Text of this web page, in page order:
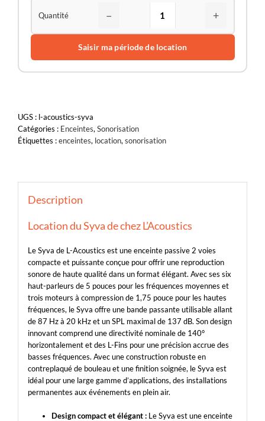
− +
Saisir ma période de location
UGS : l-acoustics-syva
Catégories : Enceintes, Sonorisation
Étiquettes :enceintes, location, sonorisation
Description
Location du Syva de chez L’Acoustics
Le Syva de L-Acoustics est une enceinte passive 2 voies
compacte et puissante conçue pour offrir une reproduction
sonore de haute qualité dans un format élégant. Avec ses six
haut-parleurs de 5 pouces pour les fréquences moyennes et
trois moteurs à compression de 1,75 pouce pour les hautes
fréquences, le Syva offre une bande passante utilisable allant
de 87 Hz à 20 kHz et un SPL maximal de 137 dB. Son design
innovant comprend une directivité nominale de 140°
horizontalement et des L-Fins pour une précision accrue des
basses fréquences. Avec une construction robuste en
contreplaqué de bouleau et une finition soignée, le Syva est
idéal pour une large gamme d’applications, des installations
permanentes aux événements en plein air.
Design compact et élégant :Le Syva est une enceinte